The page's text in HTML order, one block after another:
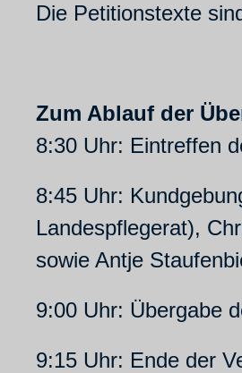
Die Petitionstexte
Zum Ablauf der
8:30 Uhr: Eintreffen
8:45 Uhr:
Landespflegerat),
sowie Antje
9:00 Uhr: Übergabe
9:15 Uhr: Ende der